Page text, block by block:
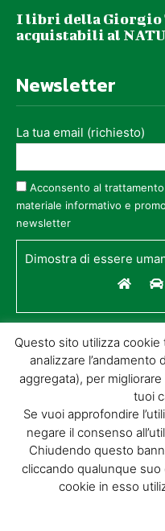
I libri della Giorgio
acquistabili al
Newsletter
La tua email (richiesto)
Acconsento al
materiale informativo e
newsletter
Dimostra di essere
© GIORGIO
01732650476 | VIA
BOTTEGONE
di
Questo sito utilizza
analizzare l’andamento
aggregata), per
tuoi
Se vuoi approfondire
negare il consenso
Chiudendo questo
cliccando qualunque suo
cookie in esso